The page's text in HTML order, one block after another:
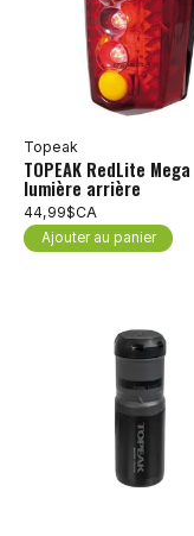
Topeak
TOPEAK RedLite Mega
lumière arrière
44,99$CA
Ajouter au panier